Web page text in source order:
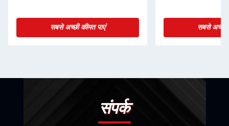
सबसे अच्छी कीमत पाएं सबसे अच्छी
संपर्क